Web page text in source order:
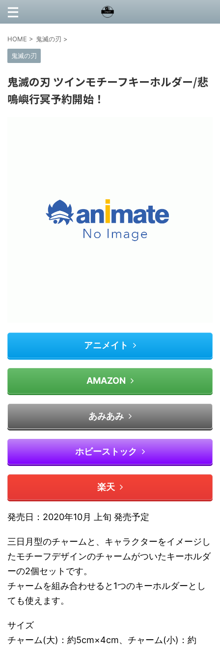
HOME > 鬼滅の刃 >
鬼滅の刃
鬼滅の刃 ツインモチーフキーホルダー/悲
鳴嶼行冥予約開始！
アニメイト
AMAZON
あみあみ
ホビーストック
楽天
発売日：2020年10月 上旬 発売予定
三日月型のチャームと、キャラクターをイメージし
たモチーフデザインのチャームがついたキーホルダ
ーの2個セットです。
チャームを組み合わせると1つのキーホルダーとし
ても使えます。
サイズ
チャーム(大)：約5cm×4cm、チャーム(小)：約